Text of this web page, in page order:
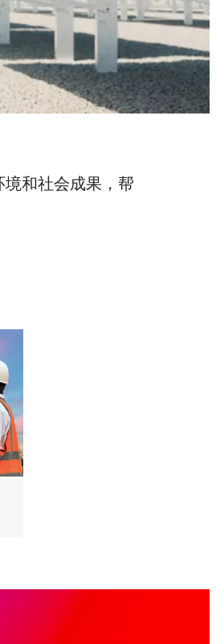
和社会成果，帮